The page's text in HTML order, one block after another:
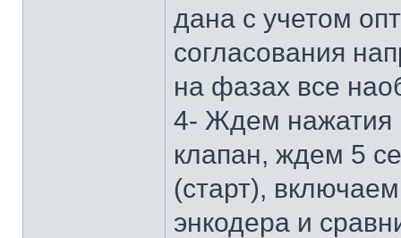
дана с учетом
согласования
на фазах все
4- Ждем нажатия
клапан, ждем 5
(старт),
энкодера и